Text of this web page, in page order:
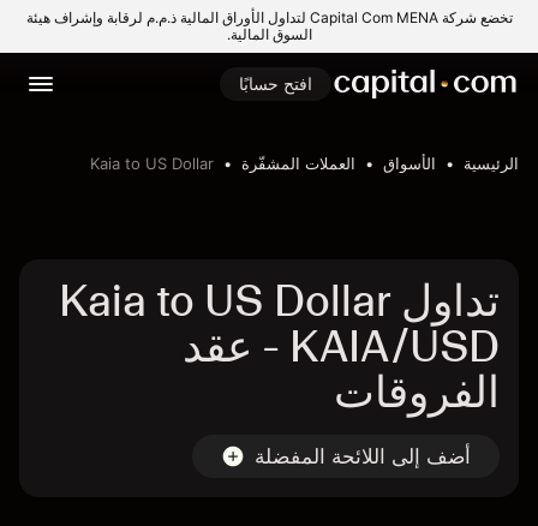
تخضع شركة Capital Com MENA لتداول الأوراق المالية ذ.م.م لرقابة وإشراف هيئة
السوق المالية.
افتح حسابًا
الرئيسية الأسواق العملات المشفّرة Kaia to US Dollar
تداول Kaia to US Dollar
- KAIA/USD عقد
الفروقات
أضف إلى اللائحة المفضلة